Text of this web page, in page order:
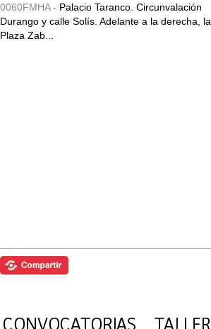
0060FMHA - Palacio Taranco. Circunvalación
Durango y calle Solís. Adelante a la derecha, la
Plaza Zab...